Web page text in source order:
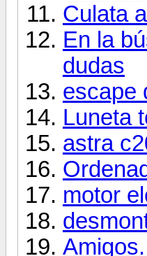
Culata
En la
dudas
escape
Luneta
astra
motor